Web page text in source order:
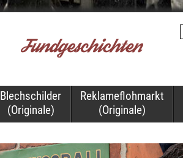
Blechschilder
(Originale)
Reklameflohmarkt
(Originale)